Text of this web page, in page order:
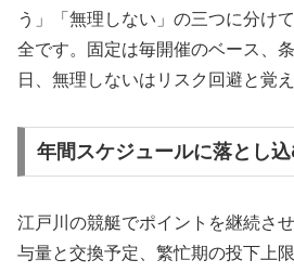
う」「無理しない」の三つに分け
全です。固定は毎開催のベース、
日、無理しないはリスク回避と覚
年間スケジュールに落とし
江戸川の競艇でポイントを継続さ
与量と交換予定、繁忙期の投下上